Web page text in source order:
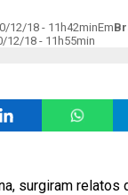
12/18 - 11h42minEm
12/18 - 11h55min
surgiram relatos